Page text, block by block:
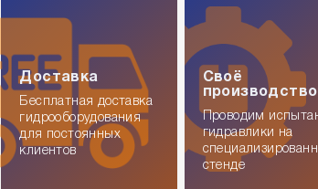
Доставка
Бесплатная доставка
гидрооборудования
для постоянных
клиентов
Своё
производство
Проводим
гидравлики на
стенде